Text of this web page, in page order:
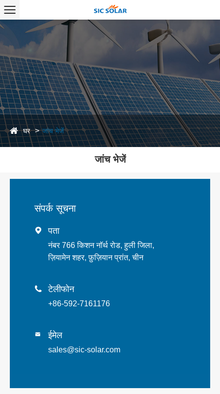
घर जांच भेजें
जांच भेजें
संपर्क सूचना
 पता
नंबर 766 किशन नॉर्थ रोड, हुली जिला,
ज़ियामेन शहर, फ़ुज़ियान प्रांत, चीन
 टेलीफोन
+86-592-7161176
 ईमेल
sales@sic-solar.com